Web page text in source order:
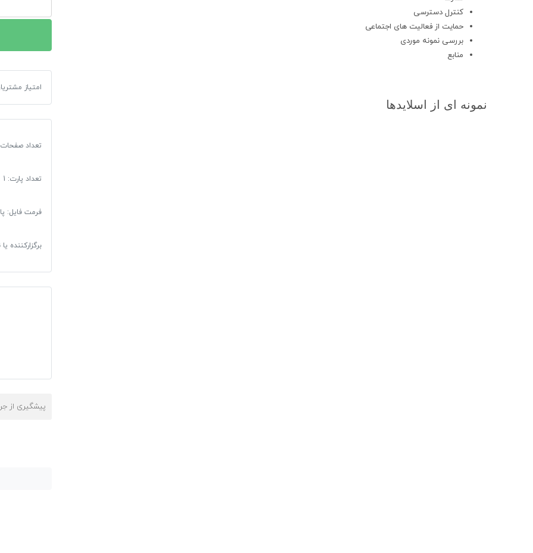
کنترل دسترسی
حمایت از فعالیت های اجتماعی
بررسی نمونه موردی
منابع
نمونه ای از اسلایدها
ارتقای
طراحی
شهری
عدد
پاورپوینت
امتیاز
تعداد صفحات یا
تعداد پارت: 1
فرمت فایل:
برگزارکننده
پیشگیری از